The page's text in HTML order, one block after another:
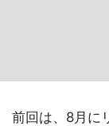
前回は、8月に